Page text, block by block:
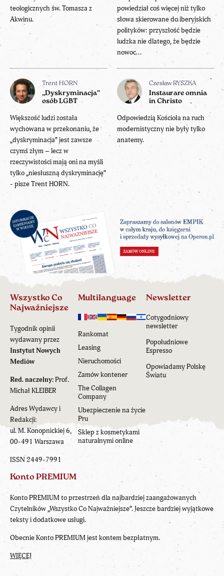
teologicznych św. Tomasza z
Akwinu.
powiedział coś więcej niż tylko
słowa skierowane do iberyjskich
polityków: przyszłość będzie
ludzka nie dlatego, że będzie
nowoc...
Trent HORN
„Dyskryminacja”
osób LGBT
Większość ludzi została
wychowana w przekonaniu, że
„dyskryminacja” jest zawsze
czymś złym – lecz w
rzeczywistości mają oni na myśli
tylko „niesłuszną dyskryminację”
- pisze Trent HORN.
Czesław RYSZKA
Instaurare omnia
in Christo
Odpowiedzią Kościoła na ruch
modernistyczny nie były tylko
anatemy.
Wszystko Co
Najważniejsze
Tygodnik opinii
wydawany przez
Instytut Nowych
Mediów
Red. naczelny:Prof.
Michał KLEIBER
Adres Wydawcy i
Redakcji:
ul. M. Konopnickiej 6,
00-491 Warszawa
ISSN 2449-7991
Multilanguage
Rankomat
Leasing
Nieruchomości
Zamów kontener
The Collagen
Company
Ubezpieczenie na życie
Pru
Sklep z kosmetykami
naturalnymi online
Newsletter
Cotygodniowy
newsletter
Popołudniowe
Espresso
Opowiadamy Polskę
Światu
Konto PREMIUM
Konto PREMIUM to przestrzeń dla najbardziej zaangażowanych
Czytelników „Wszystko Co Najważniejsze”. Jeszcze bardziej wyjątkowe
teksty i dodatkowe usługi.
Obecnie Konto PREMIUM jest kontem bezpłatnym.
WIĘCEJ